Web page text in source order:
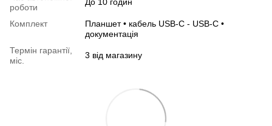
роботи
Комплект
Планшет • кабель USB-C - USB-C •
документація
Термін гарантії,
міс.
3 від магазину